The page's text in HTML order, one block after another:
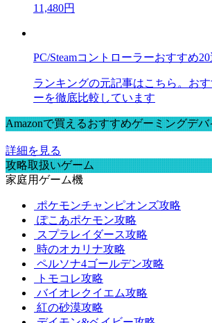
11,480円
PC/Steamコントローラーおすすめ
ランキングの元記事はこちら。お
ーを徹底比較しています
Amazonで買えるおすすめゲーミングデバ
詳細を見る
攻略取扱いゲーム
家庭用ゲーム機
ポケモンチャンピオンズ攻略
ぽこあポケモン攻略
スプラレイダース攻略
時のオカリナ攻略
ペルソナ4ゴールデン攻略
トモコレ攻略
バイオレクイエム攻略
紅の砂漠攻略